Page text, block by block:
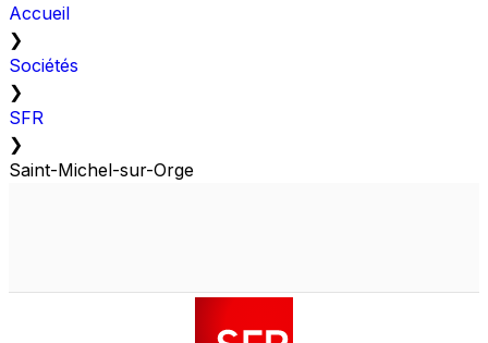
Accueil
❯
Sociétés
❯
SFR
❯
Saint-Michel-sur-Orge